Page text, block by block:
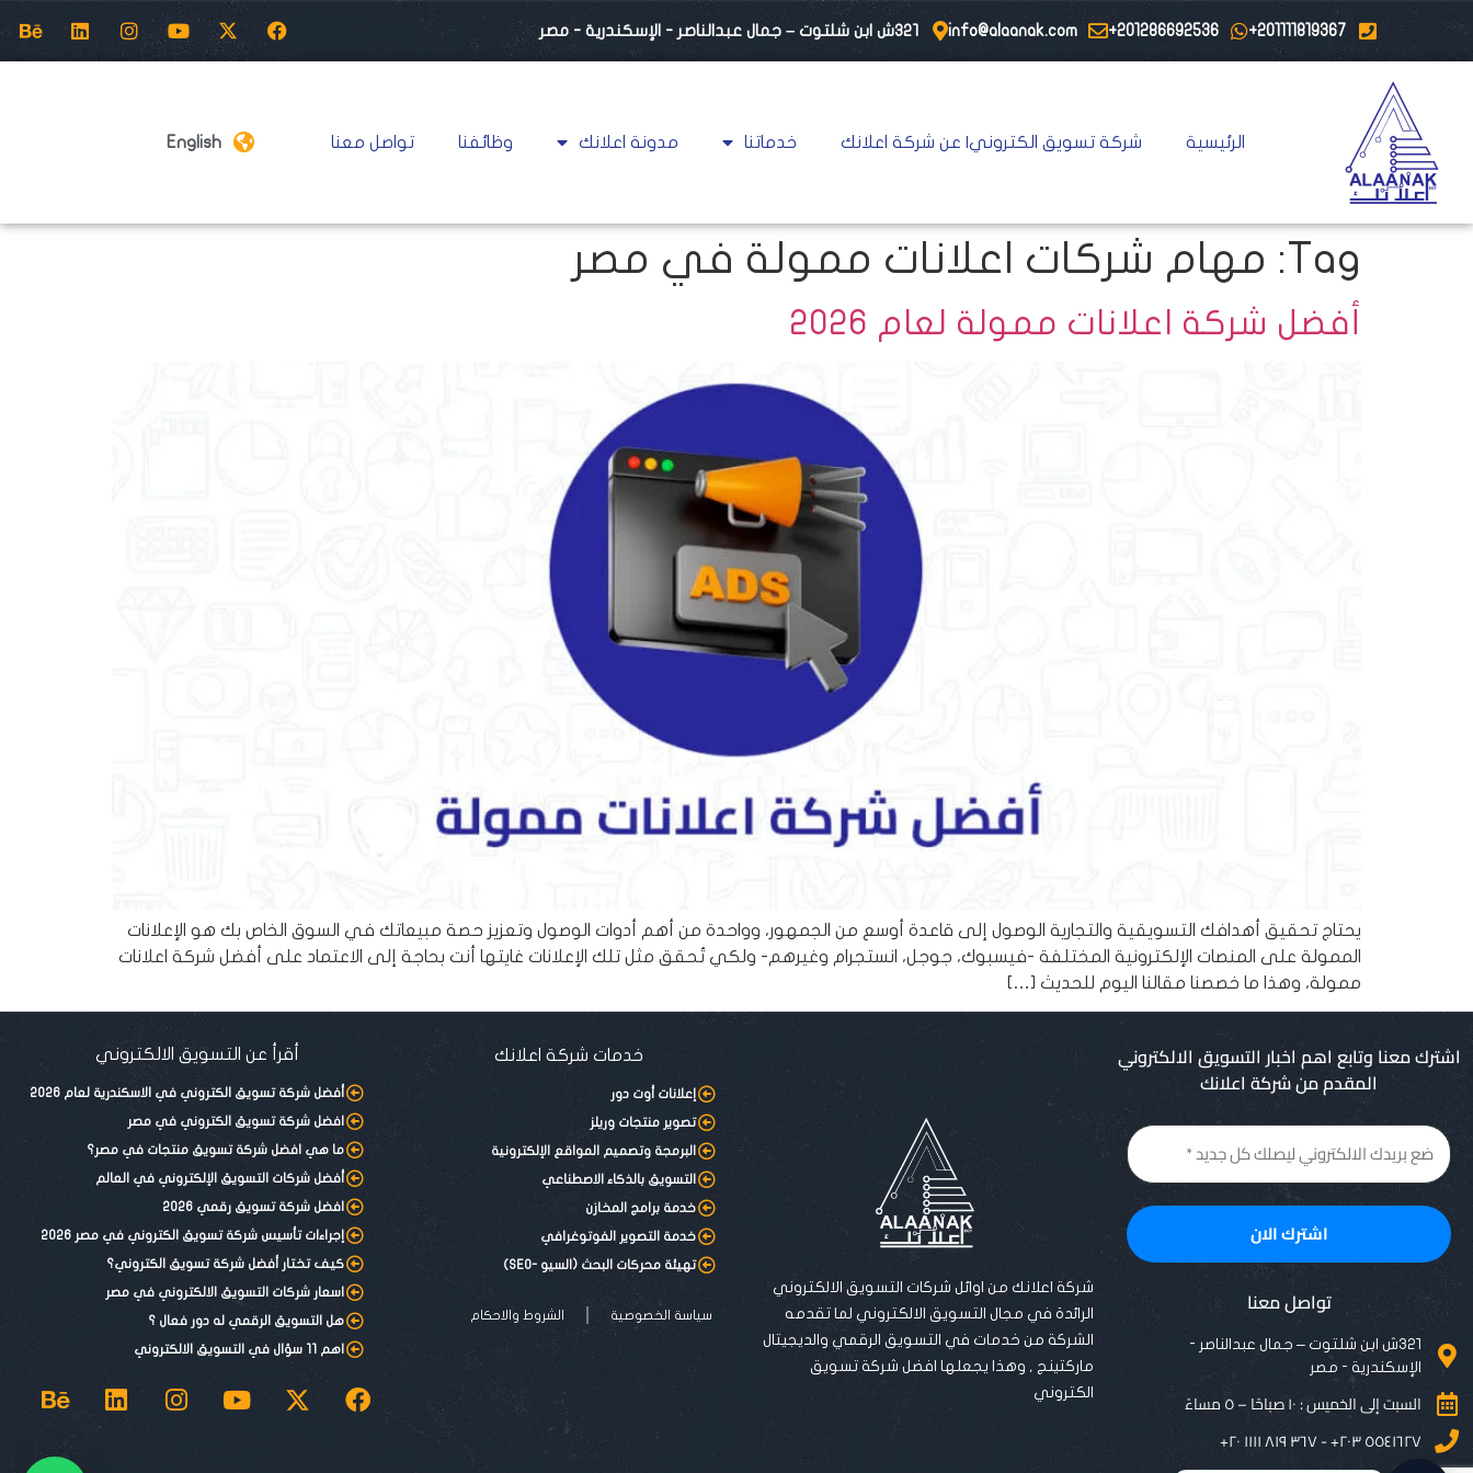
201111819367+
201286692536+
info@alaanak.com ٣٢١ش ابن شلتوت – جمال عبدالناصر - الإسكندرية - مصر
الرئيسية شركة تسويق الكتروني| عن شركة اعلانك خدماتنا مدونة اعلانك وظائفنا تواصل معنا English
Tag: مهام شركات اعلانات ممولة في مصر
أفضل شركة اعلانات ممولة لعام 2026
يحتاج تحقيق أهدافك التسويقية والتجارية الوصول إلى قاعدة أوسع من الجمهور، وواحدة من أهم أدوات الوصول وتعزيز حصة مبيعاتك في السوق الخاص بك هو الإعلانات
الممولة على المنصات الإلكترونية المختلفة -فيسبوك، جوجل، انستجرام وغيرهم- ولكي تُحقق مثل تلك الإعلانات غايتها أنت بحاجة إلى الاعتماد على أفضل شركة اعلانات
ممولة، وهذا ما خصصنا مقالنا اليوم للحديث […]
اشترك معنا وتابع اهم اخبار التسويق الالكتروني
المقدم من شركة اعلانك
تواصل معنا
٣٢١ش ابن شلتوت – جمال عبدالناصر -
الإسكندرية - مصر
السبت إلى الخميس : ١٠ صباحًا – ٥ مساءً
٥٥٤١٦٢٧ ٢٠٣+ - ٣٦٧ ٨١٩ ١١١١ ٢٠+
شركة اعلانك من اوائل شركات التسويق الالكتروني
الرائدة في مجال التسويق الالكتروني لما تقدمه
الشركة من خدمات في التسويق الرقمي والديجيتال
ماركتينج , وهذا يجعلها افضل شركة تسويق
الكتروني
خدمات شركة اعلانك
إعلانات أوت دور
تصوير منتجات وريلز
البرمجة وتصميم المواقع الإلكترونية
التسويق بالذكاء الاصطناعي
خدمة برامج المخازن
خدمة التصوير الفوتوغرافي
تهيئة محركات البحث (السيو -SEO)
سياسة الخصوصية الشروط والاحكام
أقرأ عن التسويق الالكتروني
أفضل شركة تسويق الكتروني في الاسكندرية لعام 2026
افضل شركة تسويق الكتروني في مصر
ما هي افضل شركة تسويق منتجات في مصر؟
أفضل شركات التسويق الإلكتروني في العالم
افضل شركة تسويق رقمي 2026
إجراءات تأسيس شركة تسويق الكتروني في مصر 2026
كيف تختار أفضل شركة تسويق الكتروني؟
اسعار شركات التسويق الالكتروني في مصر
هل التسويق الرقمي له دور فعال ؟
اهم 11 سؤال في التسويق الالكتروني